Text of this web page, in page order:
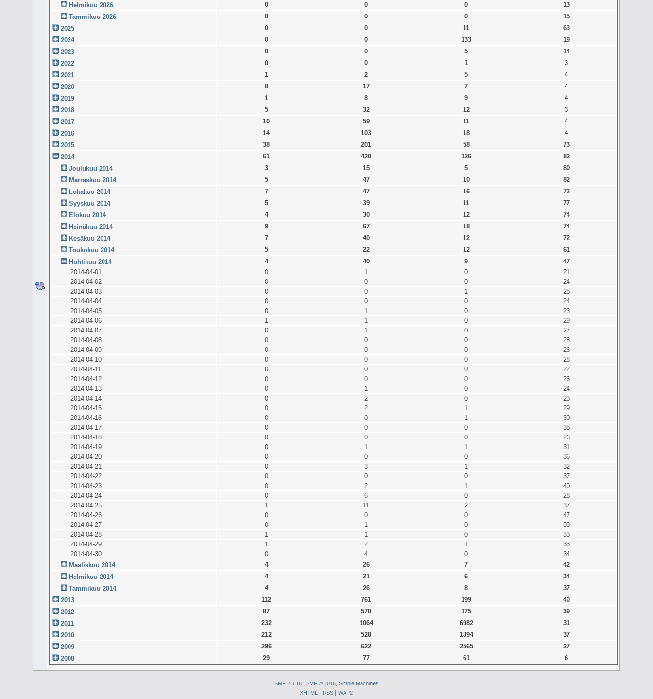
Helmikuu 2026
0 0 0
13
Tammikuu 2026
0 0 0
15
2025
0 0 11
63
2024
0 0 133
19
2023
0 0 5
14
2022
0 0 1
3
2021
1 2 5
4
2020
8 17 7
4
2019
1 8 9
4
2018
5 32 12
3
2017
10 59 11
4
2016
14 103 18
4
2015
38 201 58
73
2014
61 420 126
82
Joulukuu 2014
3 15 5
80
Marraskuu 2014
5 47 10
82
Lokakuu 2014
7 47 16
72
Syyskuu 2014
5 39 11
77
Elokuu 2014
4 30 12
74
Heinäkuu 2014
9 67 18
74
Kesäkuu 2014
7 40 12
72
Toukokuu 2014
5 22 12
61
Huhtikuu 2014
4 40 9
47
2014-04-01
0 1 0
21
2014-04-02
0 0 0
24
2014-04-03
0 0 1
28
2014-04-04
0 0 0
24
2014-04-05
0 1 0
23
2014-04-06
1 1 0
29
2014-04-07
0 1 0
27
2014-04-08
0 0 0
28
2014-04-09
0 0 0
26
2014-04-10
0 0 0
28
2014-04-11
0 0 0
22
2014-04-12
0 0 0
26
2014-04-13
0 1 0
24
2014-04-14
0 2 0
23
2014-04-15
0 2 1
29
2014-04-16
0 0 1
30
2014-04-17
0 0 0
38
2014-04-18
0 0 0
26
2014-04-19
0 1 1
31
2014-04-20
0 0 0
36
2014-04-21
0 3 1
32
2014-04-22
0 0 0
37
2014-04-23
0 2 1
40
2014-04-24
0 6 0
28
2014-04-25
1 11 2
37
2014-04-26
0 0 0
47
2014-04-27
0 1 0
38
2014-04-28
1 1 0
33
2014-04-29
1 2 1
33
2014-04-30
0 4 0
34
Maaliskuu 2014
4 26 7
42
Helmikuu 2014
4 21 6
34
Tammikuu 2014
4 26 8
37
2013
112 761 199
40
2012
87 578 175
39
2011
232 1064 6982
31
2010
212 528 1894
37
2009
296 622 2565
27
2008
29 77 61 6
SMF 2.0.18 | SMF © 2016 Simple Machines
XHTML
RSS WAP2